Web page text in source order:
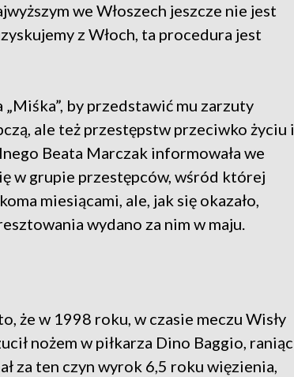
we Włoszech jeszcze nie jest
z Włoch, ta procedura jest
by przedstawić mu zarzuty
ale też przestępstw przeciwko życiu i
Beata Marczak informowała we
w grupie przestępców, wśród której
miesiącami, ale, jak się okazało,
wydano za nim w maju.
że w 1998 roku, w czasie meczu Wisły
nożem w piłkarza Dino Baggio, raniąc
za ten czyn wyrok 6,5 roku więzienia,